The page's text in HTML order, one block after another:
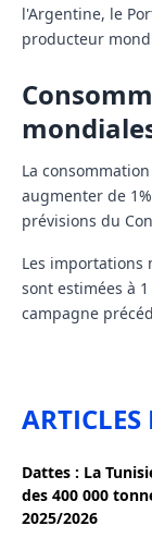
l'Argentine, le
producteur
La
augmenter de
prévisions du
Les importations
sont estimées à
campagne
Dattes : La
des 400 000
2025/2026